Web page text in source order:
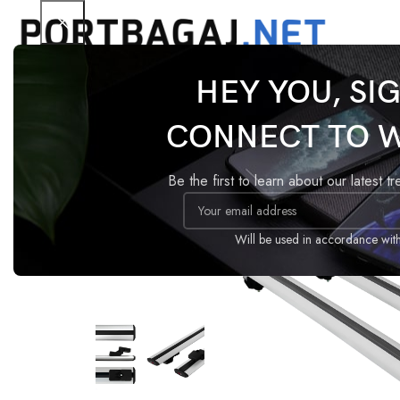
HEY YOU,
CONNECT TO
Be the first to learn about our latest
Will be used in accordance
Tavan Barı Basic Peugeot Rifter
-18%